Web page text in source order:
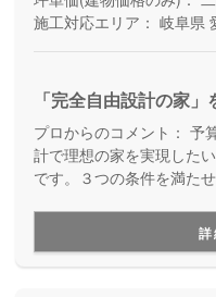
施工対応エリア： 岐阜県
「完全自由設計の家
プロからのコメント：
計で理想の家を実現した
です。３つの条件を満た
進めることが出来ます。
ビングは、融資サポート
面をイチからご相談でき